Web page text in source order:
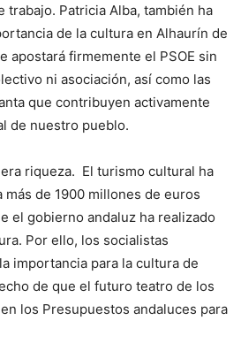
trabajo. Patricia Alba, también ha
de la cultura en Alhaurín de
apostará firmemente el PSOE sin
ni asociación, así como las
que contribuyen activamente
de nuestro pueblo.
riqueza. El turismo cultural ha
de 1900 millones de euros
el gobierno andaluz ha realizado
Por ello, los socialistas
importancia para la cultura de
de que el futuro teatro de los
los Presupuestos andaluces para